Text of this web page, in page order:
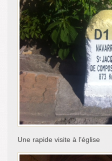
Une rapide visite à l’église